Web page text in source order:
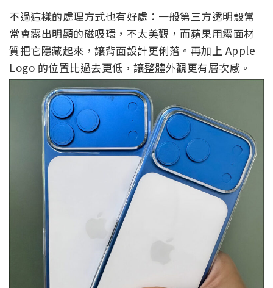
不過這樣的處理方式也有好處：一般第三方透明殼常
常會露出明顯的磁吸環，不太美觀，而蘋果用霧面材
質把它隱藏起來，讓背面設計更俐落。再加上 Apple
Logo 的位置比過去更低，讓整體外觀更有層次感。